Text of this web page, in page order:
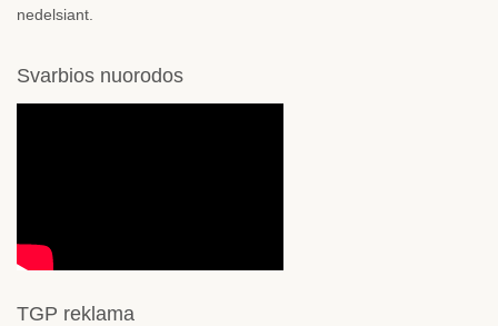
nedelsiant.
Svarbios nuorodos
TGP reklama